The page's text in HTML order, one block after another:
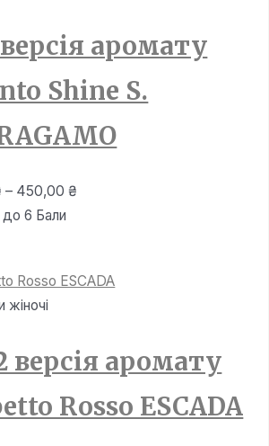
аромату
Shine S.
– 450,00₴
до
до 6 Бали
жiночi
аромату
Rosso ESCADA